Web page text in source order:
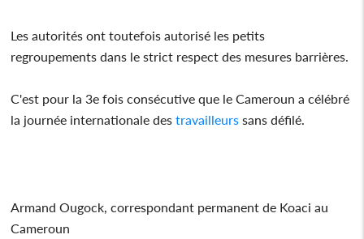
Les autorités ont toutefois autorisé les petits
regroupements dans le strict respect des mesures barrières.
C'est pour la 3e fois consécutive que le Cameroun a célébré
la journée internationale des travailleurs sans défilé.
Armand Ougock, correspondant permanent de Koaci au
Cameroun